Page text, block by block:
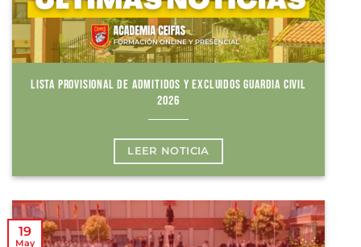
LISTA PROVISIONAL DE ADMITIDOS Y EXCLUIDOS GUARDIA CIVIL
2026
LEER NOTICIA
19
May